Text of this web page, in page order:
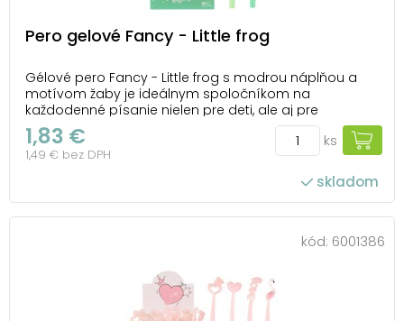
Pero gelové Fancy - Little frog
Gélové pero Fancy - Little frog s modrou náplňou a
motívom žaby je ideálnym spoločníkom na
každodenné písanie nielen pre deti, ale aj pre
dospelých. Je ideálne na písanie poznámok, vedenie
denníka alebo aj na každodenné úlohy v škole či v
kancelárii. Jemný hrot so šírkou stopy 0,5 mm
1,83 €
1,49 € bez DPH
ks
skladom
kód: 6001386